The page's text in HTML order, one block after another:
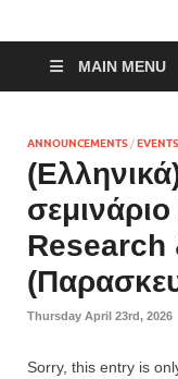
MAIN MENU
ANNOUNCEMENTS /EVENTS
Research
Thursday April 23rd, 2026
Sorry, this entry is